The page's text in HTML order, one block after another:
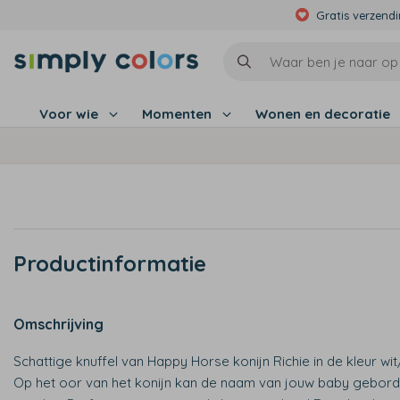
Gratis
Voor wie Momenten Wonen en decoratie
Productinformatie
Omschrijving
Schattige knuffel van Happy Horse konijn Richie in de kleur
Op het oor van het konijn kan de naam van jouw baby